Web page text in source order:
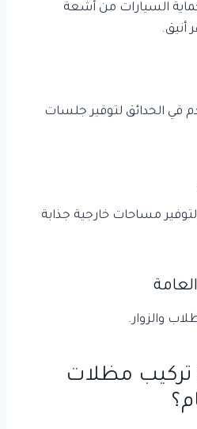
السيارات من أشعة
في الحدائق لتوفير جلسات
مساحات خارجية جذابة
والزوار.
تركيب مظلات